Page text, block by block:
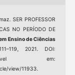
SER PROFESSOR
NO PERÍODO DE
Ensino de Ciências
2021. DOI:
em:
view/11933.